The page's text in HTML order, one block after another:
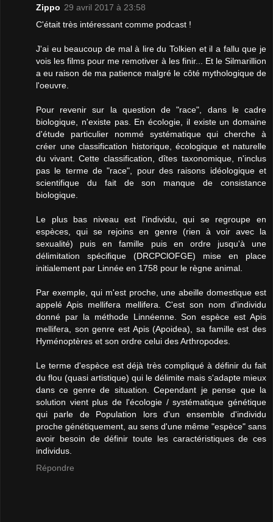
Zippo 29 avril 2017 à 23:58
C'était très intéressant comme podcast !
J'ai eu beaucoup de mal à lire du Tolkien et il a fallu que je
vois les films pour me remotiver à les finir... Et le Silmarillion
a eu raison de ma patience malgré le côté mythologique de
l'oeuvre.
Pour revenir sur la question de "race", dans le cadre
biologique, n'existe pas. En écologie, il existe un domaine
d'étude particulier nommé systématique qui cherche à
créer une classification historique, écologique et naturelle
du vivant. Cette classification, dîtes taxonomique, n'inclus
pas le terme de "race", pour des raisons idéologique et
scientifique du fait de son manque de consistance
biologique.
Le plus bas niveau est l'individu, qui se regroupe en
espèces, qui se rejoins en genre (rien à voir avec la
sexualité) puis en famille puis en ordre jusqu'à une
délimitation spécifique (DRCPClOFGE) mise en place
initialement par Linnée en 1758 pour le règne animal.
Par exemple, qui m'est proche, une abeille domestique est
appelé Apis mellifera mellifera. C'est son nom d'individu
donné par la méthode Linnéenne. Son espèce est Apis
mellifera, son genre est Apis (Apoidea), sa famille est des
Hyménoptères et son ordre celui des Arthropodes.
Le terme d'espèce est déjà très compliqué à définir du fait
du flou (quasi artistique) qui le délimite mais s'adapte mieux
dans ce genre de situation. Cependant je pense que la
solution vient plus de l'écologie / systématique génétique
qui parle de Population lors d'un ensemble d'individu
proche génétiquement, au sens d'une même "espèce" sans
avoir besoin de définir toute les caractéristiques de ces
individus.
Répondre